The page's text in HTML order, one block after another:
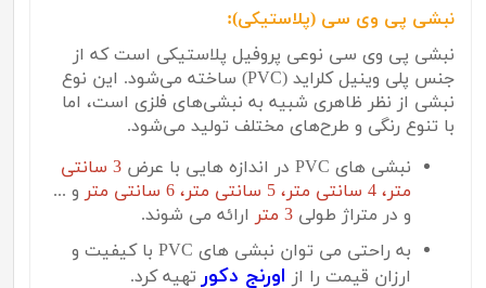
نبشی پی وی سی (پلاستیکی):
نبشی پی وی سی نوعی پروفیل پلاستیکی است که از
جنس پلی وینیل کلراید (PVC) ساخته می‌شود. این نوع
نبشی از نظر ظاهری شبیه به نبشی‌های فلزی است، اما
با تنوع رنگی و طرح‌های مختلف تولید می‌شود.
نبشی های PVC در اندازه هایی با عرض
3 سانتی
متر، 4 سانتی متر، 5 سانتی متر، 6 سانتی متر
و ...
و در متراژ طولی 3 متر
ارائه می شوند.
به راحتی می توان نبشی های PVC با کیفیت و
ارزان قیمت را از اورنج دکور تهیه کرد.